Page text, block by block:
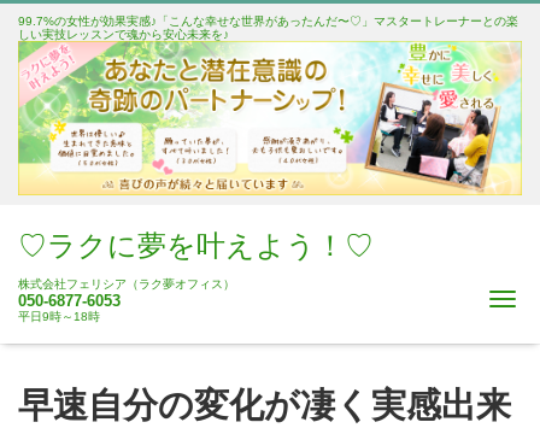
99.7%の女性が効果実感♪「こんな幸せな世界があったんだ〜♡」マスタートレーナーとの楽
しい実技レッスンで魂から安心未来を♪
♡ラクに夢を叶えよう！♡
株式会社フェリシア（ラク夢オフィス）
050-6877-6053
平日9時～18時
早速自分の変化が凄く実感出来